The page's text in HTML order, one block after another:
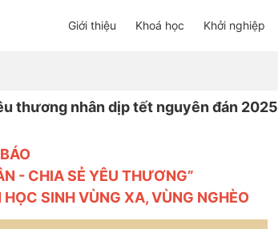
Giới thiệu Khoá học Khởi nghiệp
thương nhân dịp tết nguyên đán 2025
- CHIA SẺ YÊU THƯƠNG”
SINH VÙNG XA, VÙNG NGHÈO